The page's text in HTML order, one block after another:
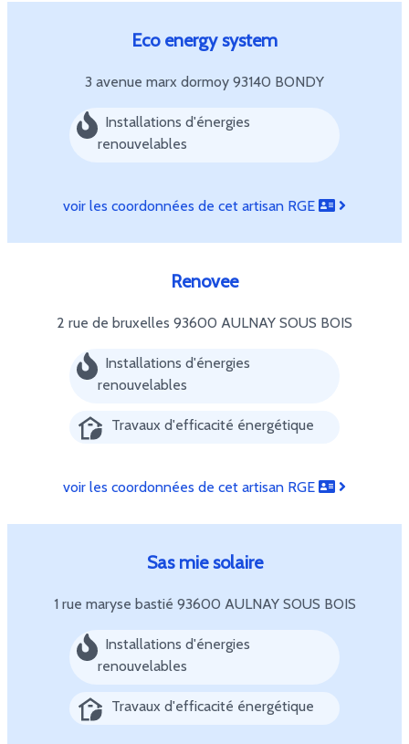
Eco energy system
3 avenue marx dormoy 93140 BONDY
Installations d'énergies
renouvelables
voir les coordonnées de cet artisan RGE
Renovee
2 rue de bruxelles 93600 AULNAY SOUS BOIS
Installations d'énergies
renouvelables
Travaux d'efficacité énergétique
voir les coordonnées de cet artisan RGE
Sas mie solaire
1 rue maryse bastié 93600 AULNAY SOUS BOIS
Installations d'énergies
renouvelables
Travaux d'efficacité énergétique